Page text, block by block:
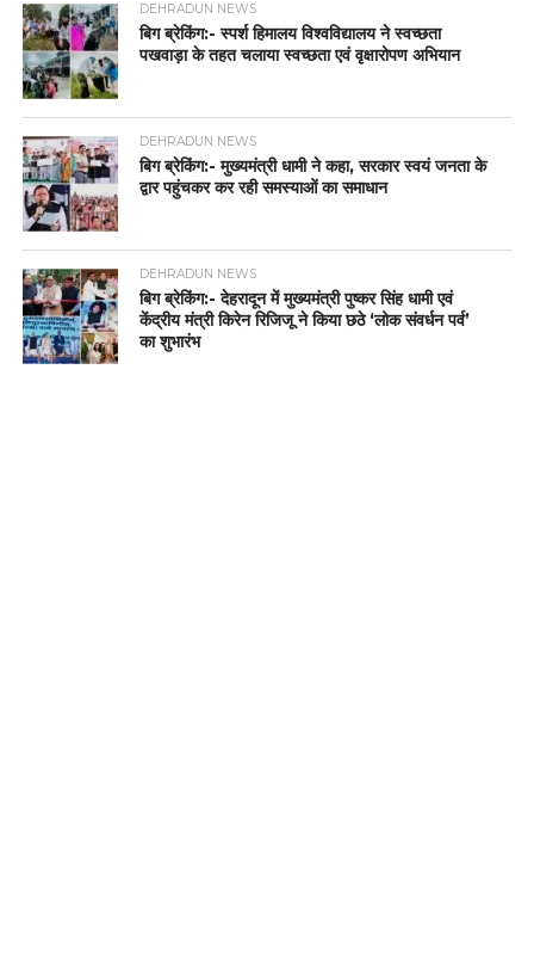
DEHRADUN NEWS
बिग ब्रेकिंग:- स्पर्श हिमालय विश्वविद्यालय ने स्वच्छता
पखवाड़ा के तहत चलाया स्वच्छता एवं वृक्षारोपण अभियान
DEHRADUN NEWS
बिग ब्रेकिंग:- मुख्यमंत्री धामी ने कहा, सरकार स्वयं जनता के
द्वार पहुंचकर कर रही समस्याओं का समाधान
DEHRADUN NEWS
बिग ब्रेकिंग:- देहरादून में मुख्यमंत्री पुष्कर सिंह धामी एवं
केंद्रीय मंत्री किरेन रिजिजू ने किया छठे ‘लोक संवर्धन पर्व’
का शुभारंभ